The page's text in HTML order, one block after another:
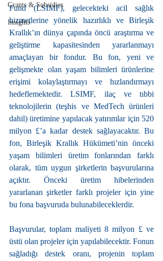
Grants & Subsidies
Insights
Fund (LSIMF), gelecekteki acil sağlık
hizmetlerine yönelik hazırlıklı ve Birleşik
Krallık’ın dünya çapında öncü araştırma ve
geliştirme kapasitesinden yararlanmayı
amaçlayan bir fondur. Bu fon, yeni ve
gelişmekte olan yaşam bilimleri ürünlerine
erişimi kolaylaştırmayı ve hızlandırmayı
hedeflemektedir. LSIMF, ilaç ve tıbbi
teknolojilerin (teşhis ve MedTech ürünleri
dahil) üretimine yapılacak yatırımlar için 520
milyon £’a kadar destek sağlayacaktır. Bu
fon, Birleşik Krallık Hükümeti’nin önceki
yaşam bilimleri üretim fonlarından farklı
olarak, tüm uygun şirketlerin başvurularına
açıktır. Önceki üretim hibelerinden
yararlanan şirketler farklı projeler için yine
bu fona başvuruda bulunabileceklerdir.
Başvurular, toplam maliyeti 8 milyon £ ve
üstü olan projeler için yapılabilecektir. Fonun
sağladığı destek oranı, projenin toplam